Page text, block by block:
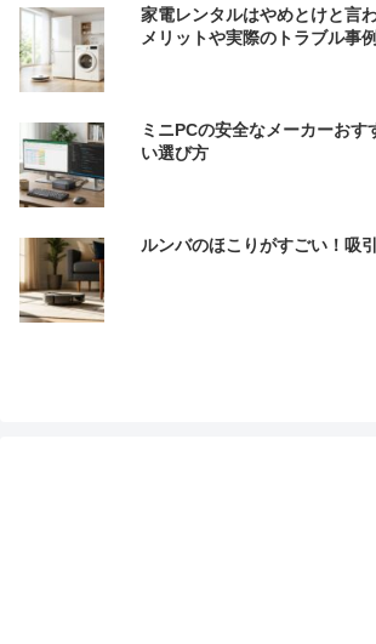
家電レンタルはやめとけと言
メリットや実際のトラブル事
ミニPCの安全なメーカーおす
い選び方
ルンバのほこりがすごい！吸